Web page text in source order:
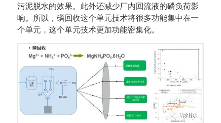
污泥脱水的效果。此外还减少厂内回流液的磷负荷影
响。所以，磷回收这个单元技术将很多功能集中在一
个单元，这个单元技术更加功能密集化。